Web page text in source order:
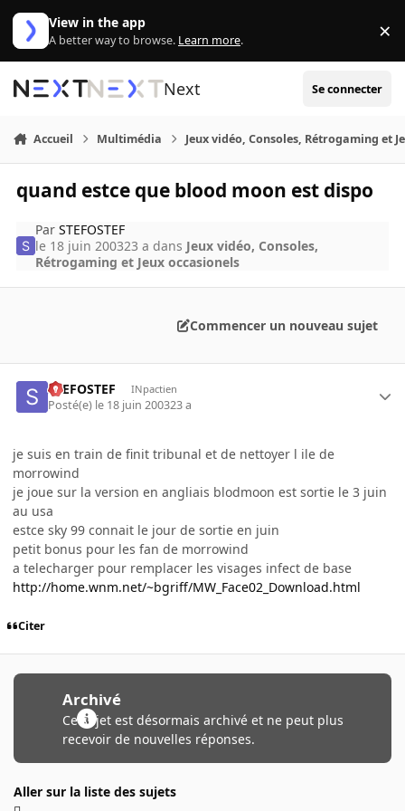
Aller au contenu
View in the app
A better way to browse. Learn more. ×
Next Se connecter
Accueil Multimédia Jeux vidéo, Consoles, Rétrogaming et
quand estce que blood moon est dispo
ParSTEFOSTEF
le 18 juin 200323 a dans Jeux vidéo, Consoles,
Rétrogaming et Jeux occasionels
Commencer un nouveau sujet
STEFOSTEF INpactien
Posté(e) le 18 juin 200323 a
je suis en train de finit tribunal et de nettoyer l ile de
morrowind
je joue sur la version en angliais blodmoon est sortie le 3 juin
au usa
estce sky 99 connait le jour de sortie en juin
petit bonus pour les fan de morrowind
a telecharger pour remplacer les visages infect de base
http://home.wnm.net/~bgriff/MW_Face02_Download.html
Citer
Archivé
Ce sujet est désormais archivé et ne peut plus
recevoir de nouvelles réponses.
Aller sur la liste des sujets